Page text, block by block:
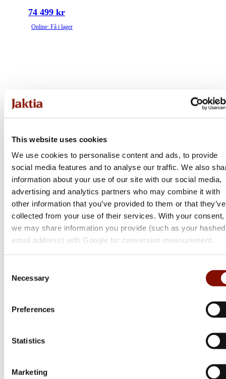
This website uses cookies
We use cookies to personalise content and ads, to provide
social media features and to analyse our traffic. We also
information about your use of our site with our social media,
advertising and analytics partners who may combine it with
other information that you’ve provided to them or that they’ve
collected from your use of their services. With your consent,
we may share information you provide (such as your hashed
email address) with Google for conversion measurement.
Selection
Necessary
Preferences
Statistics
Marketing
74 499 kr
Online: Få i lager